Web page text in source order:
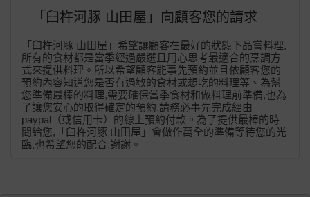
「臼杵河豚 山田屋」向顧客您的請求
「臼杵河豚 山田屋」希望讓顧客在最好的狀態下品嘗料理,
所有的食材都是當季經過嚴選且用心思考最適合的烹調方
式來提供料理。所以希望顧客能事先預約並且依顧客您的
預約內容知道您是否有過敏的食材或想吃的料理等、為幫
您準備最棒的料理,需要確保當季食材和做料理前準備,也為
了讓您安心的取得確定的預約,請務必事先完成經由
paypal（或信用卡）的線上預約付款。為了提供最棒的時
間給您,「臼杵河豚 山田屋」會做作萬全的準備等待您的光
臨,也希望您的配合,謝謝。